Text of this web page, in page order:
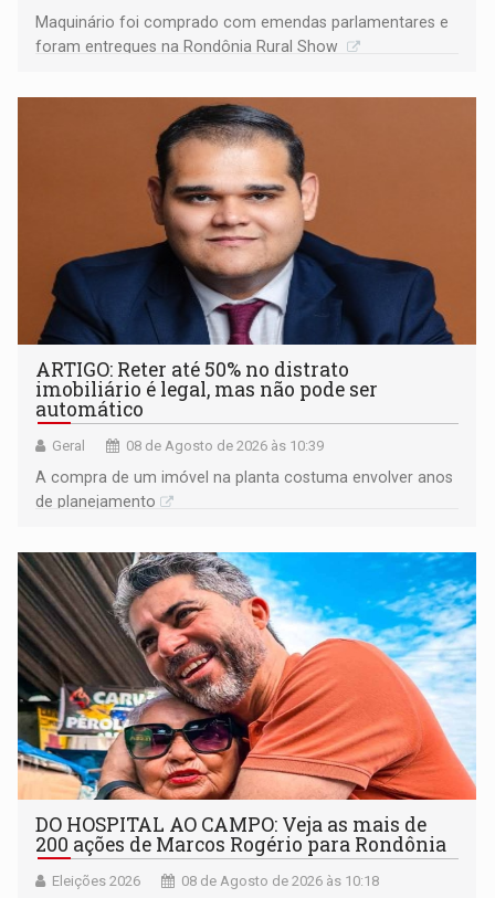
Maquinário foi comprado com emendas parlamentares e
foram entregues na Rondônia Rural Show
ARTIGO: Reter até 50% no distrato
imobiliário é legal, mas não pode ser
automático
Geral 08 de Agosto de 2026 às 10:39
A compra de um imóvel na planta costuma envolver anos
de planejamento
DO HOSPITAL AO CAMPO: Veja as mais de
200 ações de Marcos Rogério para Rondônia
Eleições 2026 08 de Agosto de 2026 às 10:18